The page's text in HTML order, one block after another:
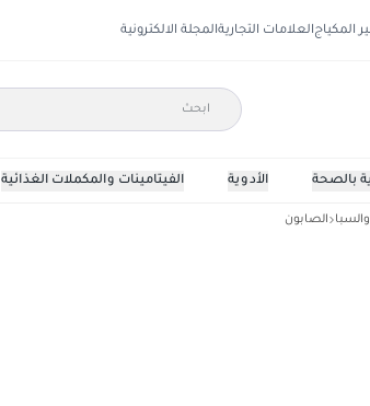
المكياجالعلامات التجاريةالمجلة الالكترونية
الفيتامينات والمكملات الغذائية الأدوية بالصحة
الصابون